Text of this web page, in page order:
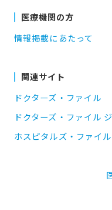
医療機関の方
情報掲載にあたって
関連サイト
ドクターズ・ファイル
ドクターズ・ファイル
ホスピタルズ・ファイル